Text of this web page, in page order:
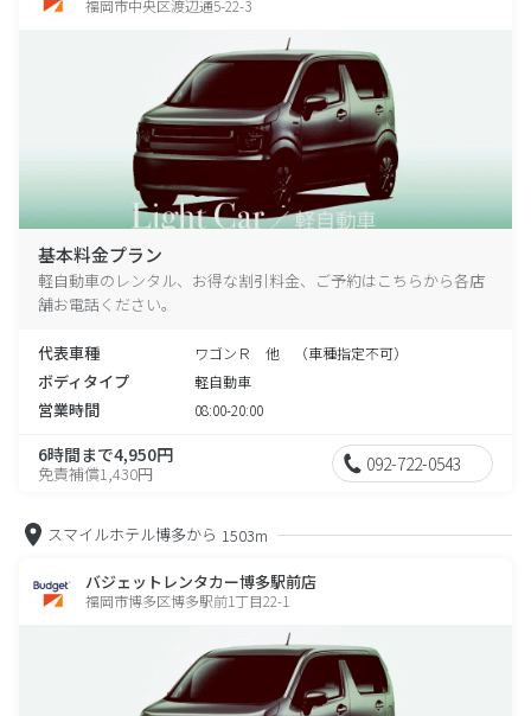
福岡市中央区渡辺通5-22-3
基本料金プラン
軽自動車のレンタル、お得な割引料金、ご予約はこちらから各店
舗お電話ください。
代表車種 ワゴンＲ 他 （車種指定不可）
ボディタイプ 軽自動車
営業時間 08:00-20:00
6時間まで4,950円
免責補償1,430円 092-722-0543
スマイルホテル博多から 1503m
バジェットレンタカー博多駅前店
福岡市博多区博多駅前1丁目22-1